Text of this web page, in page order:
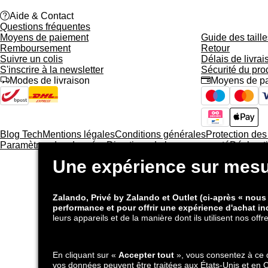
helpAide & Contact
Questions fréquentes
Moyens de paiement
Guide des
Remboursement
Retour
Suivre un colis
Délais de
S'inscrire à la newsletter
Sécurité du
truckModes de livraison credit_cardMoyens de
Blog TechMentions légalesConditions généralesProtection
Paramètres des donnéesDirectives de la communauté